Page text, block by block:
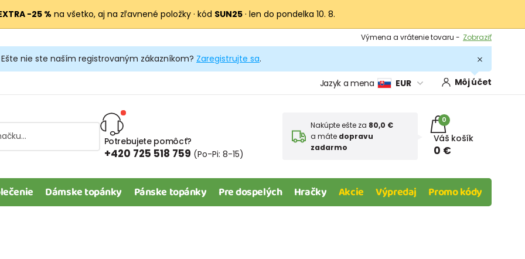
−25 % na všetko, aj na zľavnené položky · kód SUN25 · len do pondelka 10. 8.
Výmena a vrátenie tovaru - Zobraziť
Podmienky
Ešte nie ste naším registrovaným zákazníkom? Zaregistrujte sa.
Jazyk a mena EUR Môj účet
Potrebujete pomôcť?
+420 725 518 759 (Po-Pi: 8-15)
Nakúpte ešte za 80,0 €
a máte dopravu
zadarmo
0
Váš košík
0 €
Dámske topánky Pánske topánky Pre dospelých Hračky Akcie Výpredaj Promo kódy